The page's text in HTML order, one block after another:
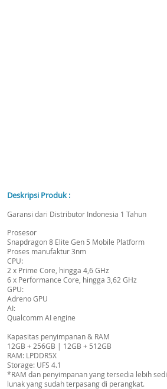
Deskripsi Produk :
Garansi dari Distributor Indonesia 1 Tahun
Prosesor
Snapdragon 8 Elite Gen 5 Mobile Platform
Proses manufaktur 3nm
CPU:
2 x Prime Core, hingga 4,6 GHz
6 x Performance Core, hingga 3,62 GHz
GPU:
Adreno GPU
AI:
Qualcomm AI engine
Kapasitas penyimpanan & RAM
12GB + 256GB | 12GB + 512GB
RAM: LPDDR5X
Storage: UFS 4.1
*RAM dan penyimpanan yang tersedia lebih
lunak yang sudah terpasang di perangkat.